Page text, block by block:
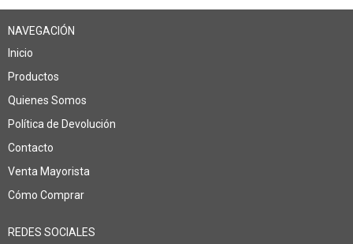
NAVEGACIÓN
Inicio
Productos
Quienes Somos
Política de Devolución
Contacto
Venta Mayorista
Cómo Comprar
REDES SOCIALES